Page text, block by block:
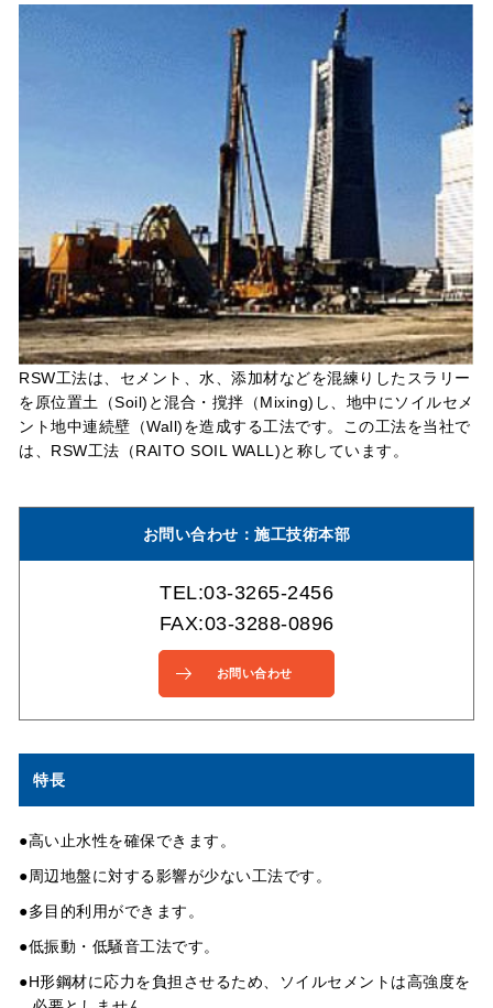
RSW工法は、セメント、水、添加材などを混練りしたスラリー
を原位置土（Soil)と混合・撹拌（Mixing)し、地中にソイルセメ
ント地中連続壁（Wall)を造成する工法です。この工法を当社で
は、RSW工法（RAITO SOIL WALL)と称しています。
お問い合わせ：施工技術本部
TEL:03-3265-2456
FAX:03-3288-0896
お問い合わせ
特長
●高い止水性を確保できます。
●周辺地盤に対する影響が少ない工法です。
●多目的利用ができます。
●低振動・低騒音工法です。
●H形鋼材に応力を負担させるため、ソイルセメントは高強度を